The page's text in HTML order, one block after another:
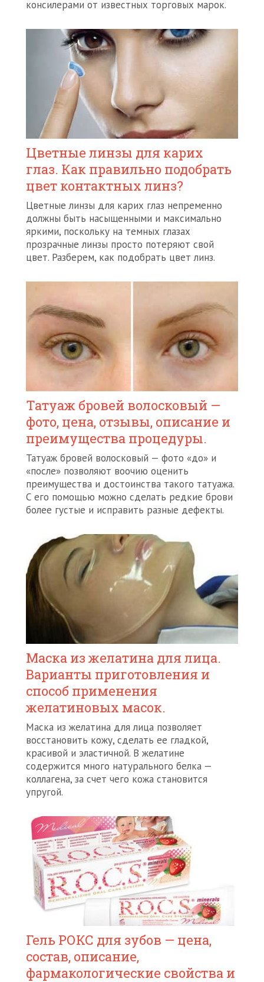
консилерами от известных торговых марок.
Цветные линзы для карих
глаз. Как правильно подобрать
цвет контактных линз?
Цветные линзы для карих глаз непременно
должны быть насыщенными и максимально
яркими, поскольку на темных глазах
прозрачные линзы просто потеряют свой
цвет. Разберем, как подобрать цвет линз.
Татуаж бровей волосковый —
фото, цена, отзывы, описание и
преимущества процедуры.
Татуаж бровей волосковый — фото «до» и
«после» позволяют воочию оценить
преимущества и достоинства такого татуажа.
С его помощью можно сделать редкие брови
более густые и исправить разные дефекты.
Маска из желатина для лица.
Варианты приготовления и
способ применения
желатиновых масок.
Маска из желатина для лица позволяет
восстановить кожу, сделать ее гладкой,
красивой и эластичной. В желатине
содержится много натурального белка —
коллагена, за счет чего кожа становится
упругой.
Гель РОКС для зубов — цена,
состав, описание,
фармакологические свойства и